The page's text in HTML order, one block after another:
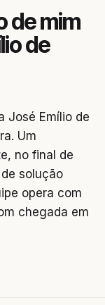
de mim
de
José Emílio de
Um
no final de
solução
opera com
chegada em